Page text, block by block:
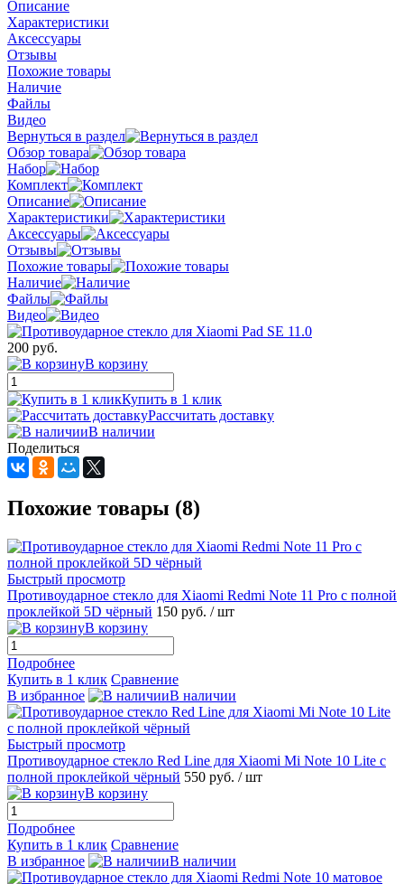
Описание
Характеристики
Аксессуары
Отзывы
Похожие товары
Наличие
Файлы
Видео
Вернуться в раздел
Обзор товара
Набор
Комплект
Описание
Характеристики
Аксессуары
Отзывы
Похожие товары
Наличие
Файлы
Видео
200 руб.
В корзину
Купить в 1 клик
Рассчитать доставку
В наличии
Поделиться
Похожие товары (8)
Быстрый просмотр
Противоударное стекло для Xiaomi Redmi Note 11 Pro с полной
проклейкой 5D чёрный 150 руб. / шт
В корзину
Подробнее
Купить в 1 клик Сравнение
В избранное
В наличии
Быстрый просмотр
Противоударное стекло Red Line для Xiaomi Mi Note 10 Lite с
полной проклейкой чёрный 550 руб. / шт
В корзину
Подробнее
Купить в 1 клик Сравнение
В избранное
В наличии